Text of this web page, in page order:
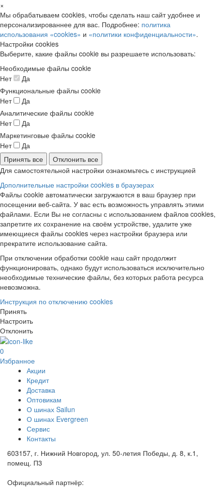
×
Мы обрабатываем cookies, чтобы сделать наш сайт удобнее и
персонализированнее для вас. Подробнее: политика
использования «cookies» и «политики конфиденциальности».
Настройки cookies
Выберите, какие файлы cookie вы разрешаете использовать:
Необходимые файлы cookie
Нет
Да
Функциональные файлы cookie
Нет
Да
Аналитические файлы cookie
Нет
Да
Маркетинговые файлы cookie
Нет
Да
Принять все
Отклонить все
Для самостоятельной настройки ознакомьтесь с инструкцией
Дополнительные настройки cookies в браузерах
Файлы cookie автоматически загружаются в ваш браузер при
посещении веб-сайта. У вас есть возможность управлять этими
файлами. Если Вы не согласны с использованием файлов cookies,
запретите их сохранение на своём устройстве, удалите уже
имеющиеся файлы cookies через настройки браузера или
прекратите использование сайта.
При отключении обработки cookie наш сайт продолжит
функционировать, однако будут использоваться исключительно
необходимые технические файлы, без которых работа ресурса
невозможна.
Инструкция по отключению cookies
Принять
Настроить
Отклонить
0
Избранное
Акции
Кредит
Доставка
Оптовикам
О шинах Sailun
О шинах Evergreen
Сервис
Контакты
603157, г. Нижний Новгород, ул. 50-летия Победы, д. 8, к.1,
помещ. П3
Официальный партнёр: